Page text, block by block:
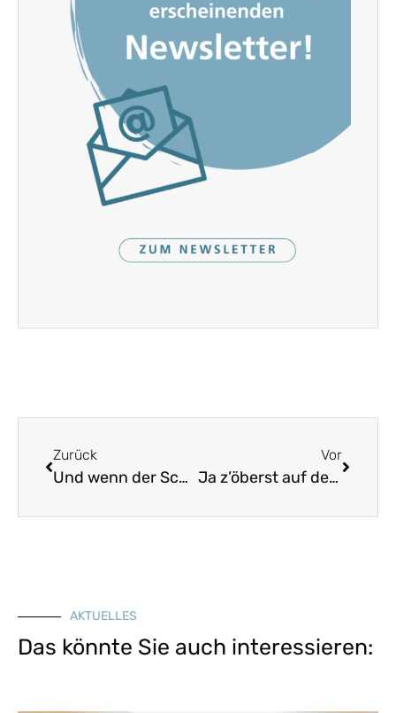
Zurück
Und wenn der Schneider gstouhla hat
Vor
Ja z’öberst auf der Stadelspitz drobn
AKTUELLES
Das könnte Sie auch interessieren: